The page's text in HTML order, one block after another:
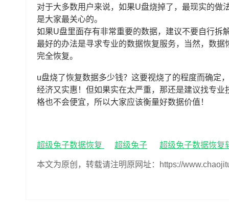
对于大多数用户来说，如果U盘烧掉了，最现实的做
是大家最关心的。
如果U盘里面存有非常重要的数据，建议不要自行拆
最好的办法是寻求专业的数据恢复服务，当然，数
完全恢复。
u盘烧了恢复数据多少钱？这要视烧了的程度而确定
经济又实惠！但如果实在太严重，那还是建议找专
格也不会便宜，所以大家应该衡量好数据价值！
超级兔子数据恢复 超级兔子 超级兔子数据恢复
本文为原创，转载请注明原网址：https://